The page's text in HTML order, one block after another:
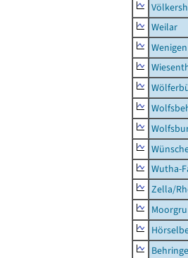
Weilar
Wutha-
Zella/